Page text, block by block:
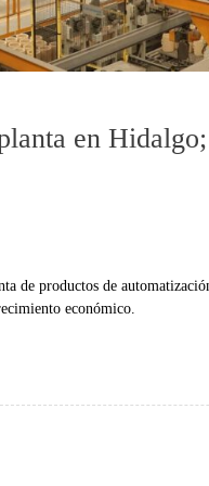
en
de productos de
económico.